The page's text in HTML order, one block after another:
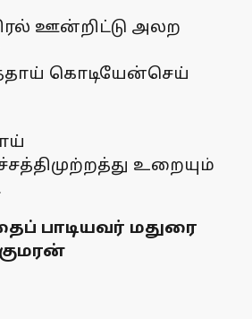
ஊன்றிட்டு அலற
கொடியேன்செய்
உறையும்
பாடியவர் மதுரை